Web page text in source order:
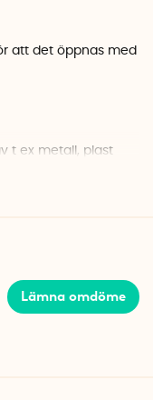
att det öppnas med
t ex metall, plast
Lämna omdöme